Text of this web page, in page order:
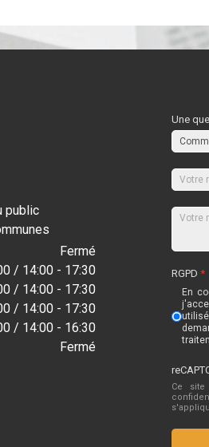
public
Fermé
/ 14:00 - 17:30
/ 14:00 - 17:30
/ 14:00 - 17:30
/ 14:00 - 16:30
Fermé
Une
RGPD*
En
Ce site